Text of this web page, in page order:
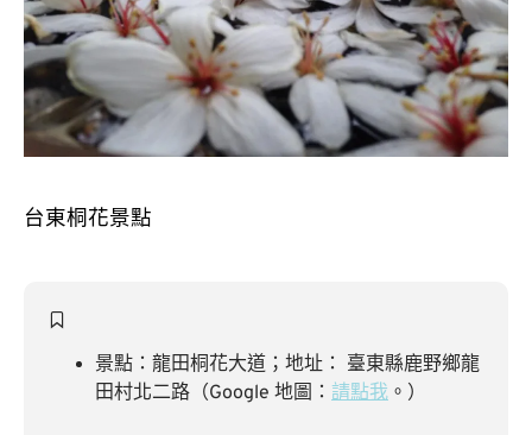
台東桐花景點
景點：龍田桐花大道；地址： 臺東縣鹿野鄉龍
田村北二路（Google 地圖： 請點我 。）